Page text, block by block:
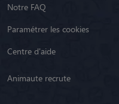
Notre FAQ
Paramétrer les cookies
Centre d'aide
Animaute recrute